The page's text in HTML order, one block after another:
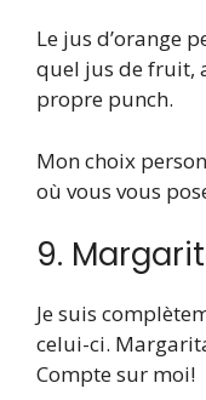
Le jus d’orange
quel jus de fruit,
propre punch.
Mon choix
où vous vous
9.
Je suis
celui-ci.
Compte sur moi!